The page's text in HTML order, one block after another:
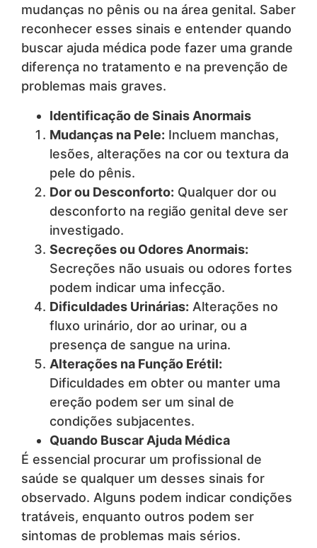
mudanças no pênis ou na área genital. Saber
reconhecer esses sinais e entender quando
buscar ajuda médica pode fazer uma grande
diferença no tratamento e na prevenção de
problemas mais graves.
Identificação de Sinais Anormais
Mudanças na Pele: Incluem manchas,
lesões, alterações na cor ou textura da
pele do pênis.
Dor ou Desconforto: Qualquer dor ou
desconforto na região genital deve ser
investigado.
Secreções ou Odores Anormais:
Secreções não usuais ou odores fortes
podem indicar uma infecção.
Dificuldades Urinárias: Alterações no
fluxo urinário, dor ao urinar, ou a
presença de sangue na urina.
Alterações na Função Erétil:
Dificuldades em obter ou manter uma
ereção podem ser um sinal de
condições subjacentes.
Quando Buscar Ajuda Médica
É essencial procurar um profissional de
saúde se qualquer um desses sinais for
observado. Alguns podem indicar condições
tratáveis, enquanto outros podem ser
sintomas de problemas mais sérios.